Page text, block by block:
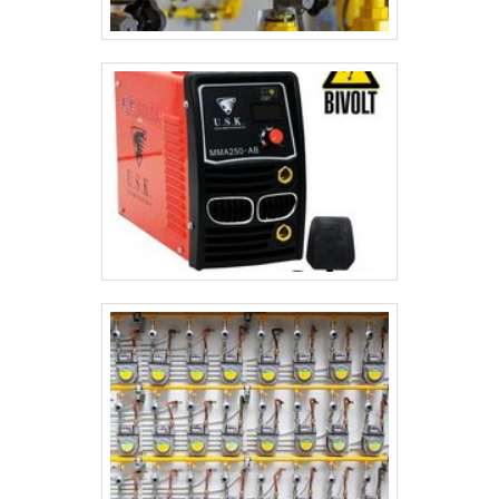
cliente.REFERÊNCIA DE QUALIDADE NO SEGMENTONa Inovatti
queimadores industriais. É possível encontrar itens variados com
tecnologia de ponta, como queimador industrial de alta
temperatura e queimador a gás para forno com ótima qualidade e
precisão. Apresentando produtos de alto padrão, a empresa conta
com profissionais especializados e instalações modernas e em
bom estado, conquistando então a confiança de todos.A Inovatti
Queimadores Industriais é uma empresa que tem sido preferência
no segmento pela seriedade e qualidade que comprova sua